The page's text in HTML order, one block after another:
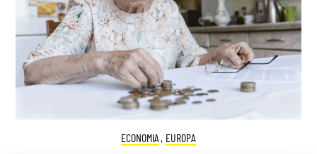
ECONOMIA , EUROPA